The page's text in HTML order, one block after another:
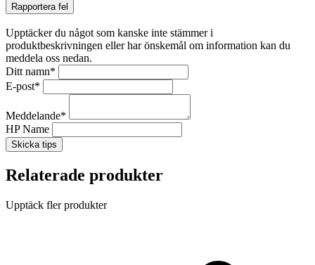
Rapportera fel
Upptäcker du något som kanske inte stämmer i
produktbeskrivningen eller har önskemål om information kan du
meddela oss nedan.
Ditt namn*
E-post*
Meddelande*
HP Name
Skicka tips
Relaterade produkter
Upptäck fler produkter